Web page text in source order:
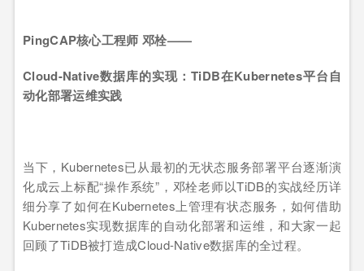
PingCAP核心工程师 邓栓——
Cloud-Native数据库的实现：TiDB在Kubernetes平台自
动化部署运维实践
当下，Kubernetes已从最初的无状态服务部署平台逐渐演
化成云上标配“操作系统”，邓栓老师以TiDB的实战经历详
细分享了如何在Kubernetes上管理有状态服务，如何借助
Kubernetes实现数据库的自动化部署和运维，和大家一起
回顾了TiDB被打造成Cloud-Native数据库的全过程。